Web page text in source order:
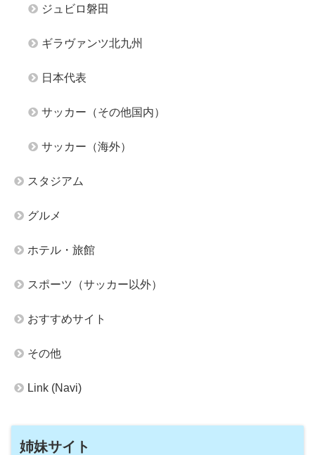
ジュビロ磐田
ギラヴァンツ北九州
日本代表
サッカー（その他国内）
サッカー（海外）
スタジアム
グルメ
ホテル・旅館
スポーツ（サッカー以外）
おすすめサイト
その他
Link (Navi)
姉妹サイト